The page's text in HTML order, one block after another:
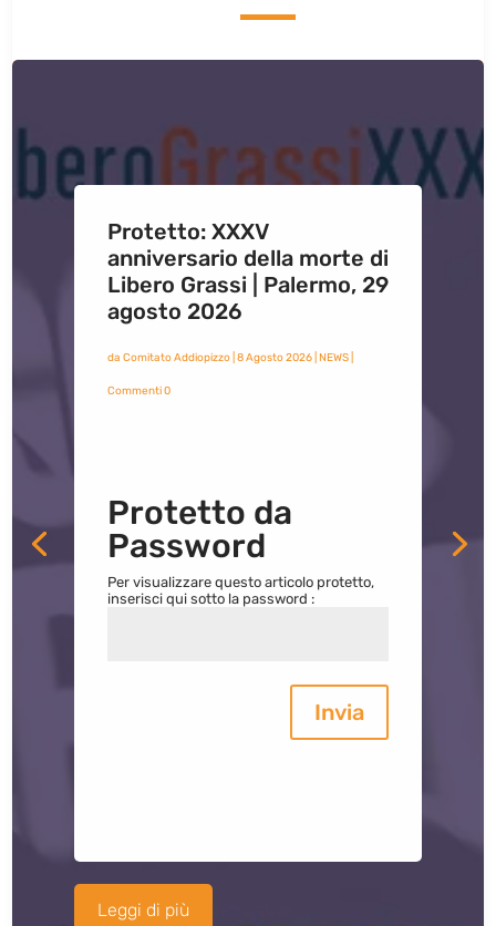
Protetto: XXXV
anniversario della morte di
Libero Grassi | Palermo, 29
agosto 2026
da Comitato Addiopizzo| 8 Agosto 2026| NEWS|
Commenti 0
Protetto da
Password
Per visualizzare questo articolo protetto,
inserisci qui sotto la password :
Invia
Leggi di più